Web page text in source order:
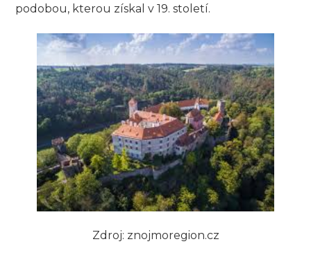
podobou, kterou získal v 19. století.
Zdroj: znojmoregion.cz